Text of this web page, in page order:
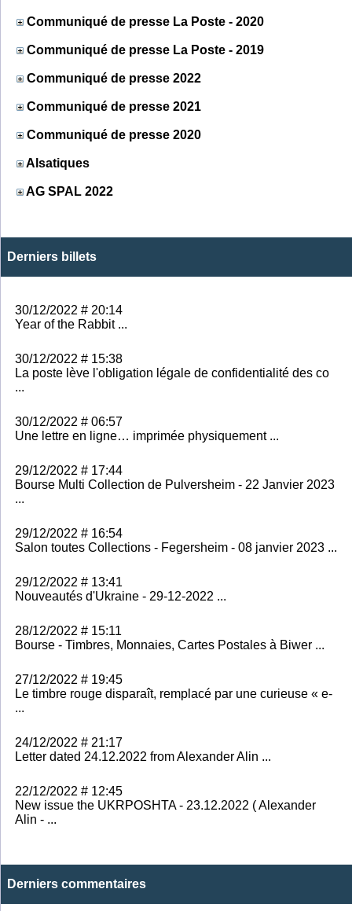
Communiqué de presse La Poste - 2020
Communiqué de presse La Poste - 2019
Communiqué de presse 2022
Communiqué de presse 2021
Communiqué de presse 2020
Alsatiques
AG SPAL 2022
Derniers billets
30/12/2022 # 20:14
Year of the Rabbit ...
30/12/2022 # 15:38
La poste lève l'obligation légale de confidentialité des co
...
30/12/2022 # 06:57
Une lettre en ligne… imprimée physiquement ...
29/12/2022 # 17:44
Bourse Multi Collection de Pulversheim - 22 Janvier 2023
...
29/12/2022 # 16:54
Salon toutes Collections - Fegersheim - 08 janvier 2023 ...
29/12/2022 # 13:41
Nouveautés d'Ukraine - 29-12-2022 ...
28/12/2022 # 15:11
Bourse - Timbres, Monnaies, Cartes Postales à Biwer ...
27/12/2022 # 19:45
Le timbre rouge disparaît, remplacé par une curieuse « e-
...
24/12/2022 # 21:17
Letter dated 24.12.2022 from Alexander Alin ...
22/12/2022 # 12:45
New issue the UKRPOSHTA - 23.12.2022 ( Alexander
Alin - ...
Derniers commentaires